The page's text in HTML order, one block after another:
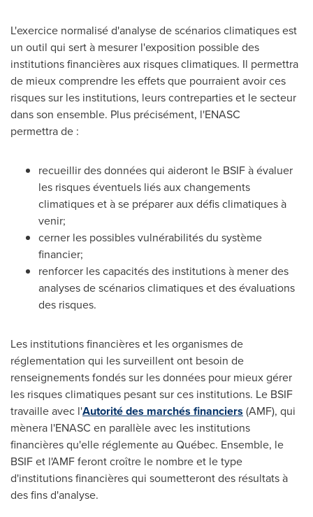
L'exercice normalisé d'analyse de scénarios climatiques est
un outil qui sert à mesurer l'exposition possible des
institutions financières aux risques climatiques. Il permettra
de mieux comprendre les effets que pourraient avoir ces
risques sur les institutions, leurs contreparties et le secteur
dans son ensemble. Plus précisément, l'ENASC
permettra de :
recueillir des données qui aideront le BSIF à évaluer
les risques éventuels liés aux changements
climatiques et à se préparer aux défis climatiques à
venir;
cerner les possibles vulnérabilités du système
financier;
renforcer les capacités des institutions à mener des
analyses de scénarios climatiques et des évaluations
des risques.
Les institutions financières et les organismes de
réglementation qui les surveillent ont besoin de
renseignements fondés sur les données pour mieux gérer
les risques climatiques pesant sur ces institutions. Le BSIF
travaille avec l'Autorité des marchés financiers (AMF), qui
mènera l'ENASC en parallèle avec les institutions
financières qu'elle réglemente au Québec. Ensemble, le
BSIF et l'AMF feront croître le nombre et le type
d'institutions financières qui soumetteront des résultats à
des fins d'analyse.